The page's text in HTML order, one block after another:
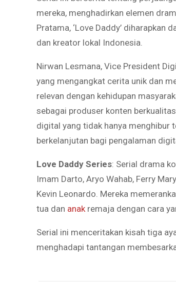
mereka, menghadirkan elemen
Pratama, ‘Love Daddy’ diharapkan
dan kreator lokal Indonesia.
Nirwan Lesmana, Vice President
yang mengangkat cerita unik dan
relevan dengan kehidupan
sebagai produser konten
digital yang tidak hanya menghibur
berkelanjutan bagi pengalaman
Love Daddy Series: Serial drama
Imam Darto, Aryo Wahab, Ferry
Kevin Leonardo. Mereka
tua dan anak remaja dengan cara
Serial ini menceritakan kisah tiga
menghadapi tantangan